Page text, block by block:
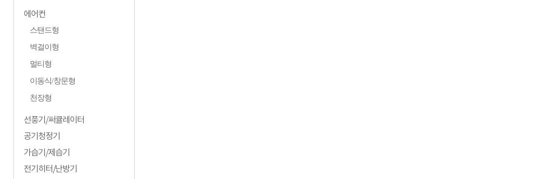
에어컨
스탠드형
벽걸이형
멀티형
이동식/창문형
천장형
선풍기/써큘레이터
공기청정기
가습기/제습기
전기히터/난방기